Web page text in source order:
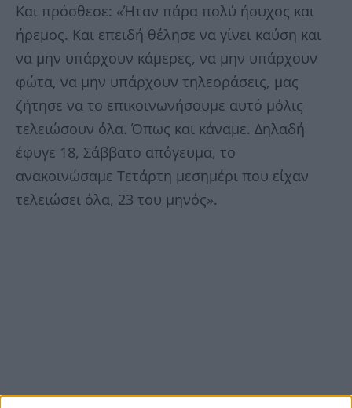
Και πρόσθεσε: «Ήταν πάρα πολύ ήσυχος και
ήρεμος. Και επειδή θέλησε να γίνει καύση και
να μην υπάρχουν κάμερες, να μην υπάρχουν
φώτα, να μην υπάρχουν τηλεοράσεις, μας
ζήτησε να το επικοινωνήσουμε αυτό μόλις
τελειώσουν όλα. Όπως και κάναμε. Δηλαδή
έφυγε 18, Σάββατο απόγευμα, το
ανακοινώσαμε Τετάρτη μεσημέρι που είχαν
τελειώσει όλα, 23 του μηνός».